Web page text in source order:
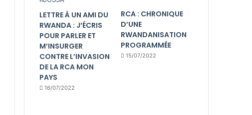
LETTRE À UN AMI DU
RWANDA : J’ÉCRIS
POUR PARLER ET
M’INSURGER
CONTRE L’INVASION
DE LA RCA MON
PAYS
16/07/2022
RCA : CHRONIQUE
D’UNE
RWANDANISATION
PROGRAMMÉE
15/07/2022